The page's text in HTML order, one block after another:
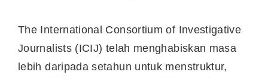
The International Consortium of Investigative
Journalists (ICIJ) telah menghabiskan masa
lebih daripada setahun untuk menstruktur,